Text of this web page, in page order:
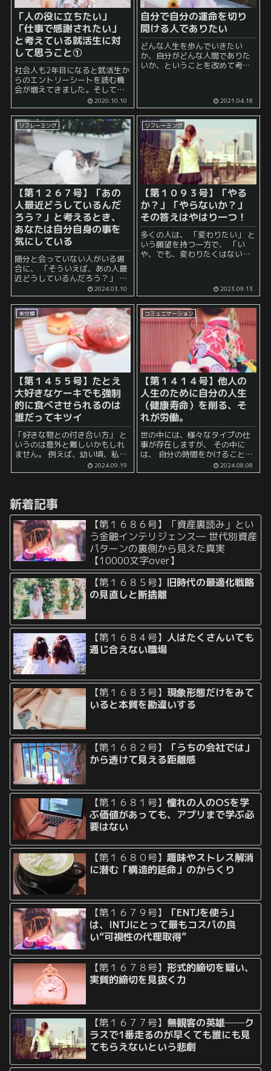
「人の役に立ちたい」
「仕事で感謝されたい」
と考えている就活生に対
して思うこと①
社会人も2年目になると就活生か
らのエントリーシートを読む機
会が増えてきました。そして、
そこには「人の役に立ちたい」
「ありがとうと言われる仕事を
したい」と書かれていることが
多いです。
2020.10.10
自分で自分の運命を切り
開ける人でありたい
どんな人生を歩んでいきたい
か、自分がどんな人間でありた
いか、ということを改めて考え
な理不尽な状況や逆境に遭った
りしたとし...
2021.04.18
リフレーミング
【第１２６７号】「あの
人最近どうしているんだ
ろう？」と考えるとき、
あなたは自分自身の事を
気にしている
随分と会っていない人がいる場
合に、 「そういえば、あの人最
近どうしているんだろう？」 と
考えることがありませんか？ こ
の時の 「気になるあの人」 とい
うのは、 とても親しい人 もいれ
ば、 別...
2024.03.10
リフレーミング
【第１０９３号】「やる
か？」「やらないか？」
その答えはやはり一つ！
多くの人は、 「変わりたい」 と
いう願望を持つ一方で、 「い
や、でも、変わりたくはない」
2023.09.13
未分類
【第１４５５号】たとえ
大好きなケーキでも強制
的に食べさせられるのは
誰だってキツイ
「好きな物との付き合い方」 と
いうのは意外と難しいかもしれ
ません。 例えば、幼い頃、私の
近所にチーズが大好きな男の子
がいました。 毎回チーズばかり
食べて」 ...
2024.09.19
コミュニケーション
【第１４１４号】他人の
人生のために自分の人生
（健康寿命）を削る、そ
れが労働。
世の中には、様々なタイプの仕
事が存在しますが、 その中に
は、 自分の時間をかけることに
よって成すことができる仕事 と
いうものが存在し、 かつ、その
2024.08.08
新着記事
【第１６８６号】「資産裏読み」とい
う金融インテリジェンス― 世代別資産
パターンの裏側から見えた真実
【10000文字over】
【第１６８５号】 旧時代の最適化戦略
の見直しと断捨離
【第１６８４号】人はたくさんいても
通じ合えない職場
【第１６８３号】現象形態だけをみて
いると本質を勘違いする
【第１６８２号】
「うちの会社では」
から透けて見える距離感
【第１６８１号】憧れの人のOSを学
ぶ価値があっても、アプリまで学ぶ必
要はない
【第１６８０号】趣味やストレス解消
に潜む「構造的延命」のからくり
【第１６７９号】
「ENTJを使う」
は、INTJにとって最もコスパの良
い“可視性の代理取得”
【第１６７８号】形式的締切を疑い、
実質的締切を見抜く力
【第１６７７号】 無観客の英雄──ク
ラスで1番走るのが早くても誰にも見
てもらえないという悲劇